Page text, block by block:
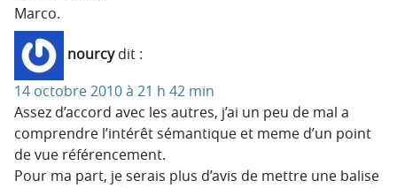
Marco.
nourcy dit :
14 octobre 2010 à 21 h 42 min
Assez d’accord avec les autres, j’ai un peu de mal a
comprendre l’intérêt sémantique et meme d’un point
de vue référencement.
Pour ma part, je serais plus d’avis de mettre une balise